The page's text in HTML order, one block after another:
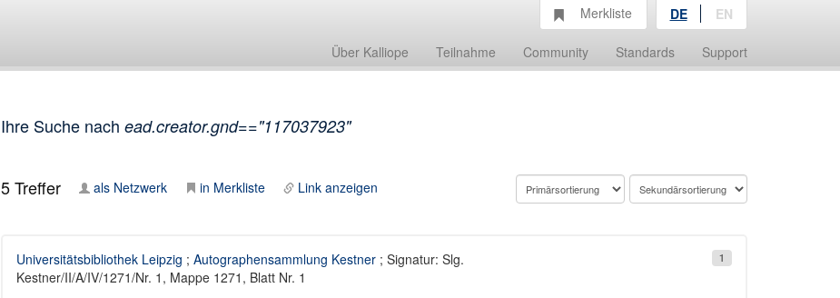
Über Kalliope Teilnahme Community Standards Support
Merkliste DE EN
Ihre Suche nach ead.creator.gnd=="117037923"
5Treffer als Netzwerk in Merkliste Link anzeigen
1
Universitätsbibliothek Leipzig ; Autographensammlung Kestner; Signatur: Slg.
Kestner/II/A/IV/1271/Nr. 1, Mappe 1271, Blatt Nr. 1